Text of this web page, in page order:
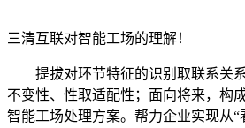
三清互联对智能工场的理解！
提拔对环节特征的识别取联系关系
不变性、性取适配性；面向将来，构
智能工场处理方案。帮力企业实现从“